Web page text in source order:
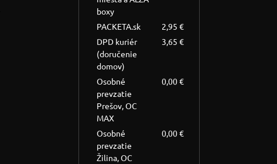
boxy
PACKETA.sk
2,95 €
DPD kuriér
(doručenie
domov)
3,65 €
Osobné
prevzatie
Prešov, OC
MAX
0,00 €
Osobné
prevzatie
Žilina, OC
0,00 €